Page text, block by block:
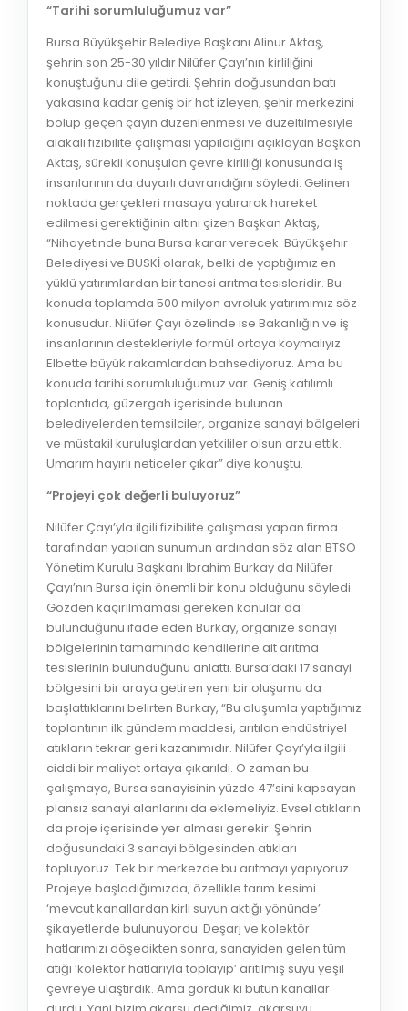
“Tarihi sorumluluğumuz var”
Bursa Büyükşehir Belediye Başkanı Alinur Aktaş,
şehrin son 25-30 yıldır Nilüfer Çayı’nın kirliliğini
konuştuğunu dile getirdi. Şehrin doğusundan batı
yakasına kadar geniş bir hat izleyen, şehir merkezini
bölüp geçen çayın düzenlenmesi ve düzeltilmesiyle
alakalı fizibilite çalışması yapıldığını açıklayan Başkan
Aktaş, sürekli konuşulan çevre kirliliği konusunda iş
insanlarının da duyarlı davrandığını söyledi. Gelinen
noktada gerçekleri masaya yatırarak hareket
edilmesi gerektiğinin altını çizen Başkan Aktaş,
“Nihayetinde buna Bursa karar verecek. Büyükşehir
Belediyesi ve BUSKİ olarak, belki de yaptığımız en
yüklü yatırımlardan bir tanesi arıtma tesisleridir. Bu
konuda toplamda 500 milyon avroluk yatırımımız söz
konusudur. Nilüfer Çayı özelinde ise Bakanlığın ve iş
insanlarının destekleriyle formül ortaya koymalıyız.
Elbette büyük rakamlardan bahsediyoruz. Ama bu
konuda tarihi sorumluluğumuz var. Geniş katılımlı
toplantıda, güzergah içerisinde bulunan
belediyelerden temsilciler, organize sanayi bölgeleri
ve müstakil kuruluşlardan yetkililer olsun arzu ettik.
Umarım hayırlı neticeler çıkar” diye konuştu.
“Projeyi çok değerli buluyoruz”
Nilüfer Çayı’yla ilgili fizibilite çalışması yapan firma
tarafından yapılan sunumun ardından söz alan BTSO
Yönetim Kurulu Başkanı İbrahim Burkay da Nilüfer
Çayı’nın Bursa için önemli bir konu olduğunu söyledi.
Gözden kaçırılmaması gereken konular da
bulunduğunu ifade eden Burkay, organize sanayi
bölgelerinin tamamında kendilerine ait arıtma
tesislerinin bulunduğunu anlattı. Bursa’daki 17 sanayi
bölgesini bir araya getiren yeni bir oluşumu da
başlattıklarını belirten Burkay, “Bu oluşumla yaptığımız
toplantının ilk gündem maddesi, arıtılan endüstriyel
atıkların tekrar geri kazanımıdır. Nilüfer Çayı’yla ilgili
ciddi bir maliyet ortaya çıkarıldı. O zaman bu
çalışmaya, Bursa sanayisinin yüzde 47’sini kapsayan
plansız sanayi alanlarını da eklemeliyiz. Evsel atıkların
da proje içerisinde yer alması gerekir. Şehrin
doğusundaki 3 sanayi bölgesinden atıkları
topluyoruz. Tek bir merkezde bu arıtmayı yapıyoruz.
Projeye başladığımızda, özellikle tarım kesimi
‘mevcut kanallardan kirli suyun aktığı yönünde’
şikayetlerde bulunuyordu. Deşarj ve kolektör
hatlarımızı döşedikten sonra, sanayiden gelen tüm
atığı ‘kolektör hatlarıyla toplayıp’ arıtılmış suyu yeşil
çevreye ulaştırdık. Ama gördük ki bütün kanallar